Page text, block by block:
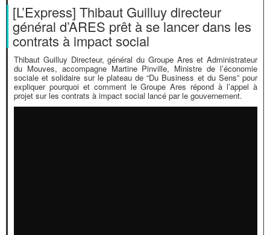
[L’Express] Thibaut Guilluy directeur
général d’ARES prêt à se lancer dans les
contrats à impact social
Thibaut Guilluy Directeur, général du Groupe Ares et Administrateur
du Mouves, accompagne Martine Pinville, Ministre de l’économie
sociale et solidaire sur le plateau de “Du Business et du Sens” pour
expliquer pourquoi et comment le Groupe Ares répond à l’appel à
projet sur les contrats à impact social lancé par le gouvernement.